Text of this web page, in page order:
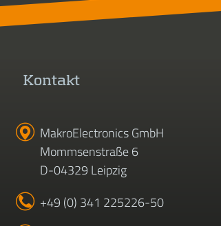
Kontakt
MakroElectronics GmbH
Mommsenstraße 6
D-04329 Leipzig
+49 (0) 341 225226-50